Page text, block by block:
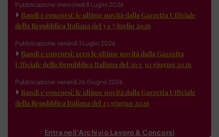
Pubblicazione: mercoledì 8 Luglio 2026
Bandi e concorsi: le ultime novità dalla Gazzetta Ufficiale
della Repubblica Italiana del 3 e 7 luglio 2026
Pubblicazione: venerdì 3 Luglio 2026
Bandi e concorsi: ecco le ultime novità dalla Gazzetta
Ufficiale della Repubblica Italiana del 26 e 30 giugno 2026
Pubblicazione: venerdì 26 Giugno 2026
Bandi e concorsi: le ultime novità dalla Gazzetta Ufficiale
della Repubblica Italiana del 23 giugno 2026
Entra nell'Archivio Lavoro & Concorsi